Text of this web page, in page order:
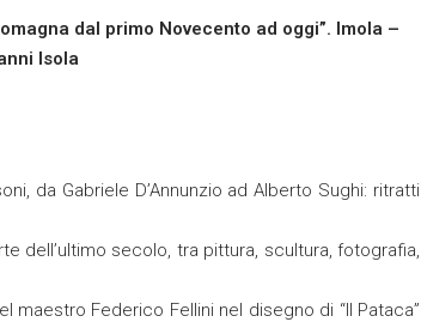
dal primo Novecento ad oggi”. Imola –
Isola
da Gabriele D’Annunzio ad Alberto Sughi: ritratti
dell’ultimo secolo, tra pittura, scultura, fotografia,
maestro Federico Fellini nel disegno di “Il Pataca”